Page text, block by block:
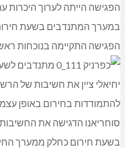
הפגישה הייתה לערוך היכרות
במערך המתנדבים בשעת חירום
הפגישה התקיימה בנוכחות
יחיאלי ציין את חשיבות של
להתמודדות בחירום באופן
סוחריאנו הדגישה את
בשעת חירום כחלק ממערך